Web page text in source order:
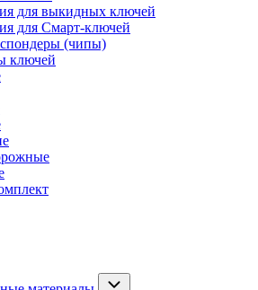
для выкидных ключей
для Смарт-ключей
(чипы)
ключей